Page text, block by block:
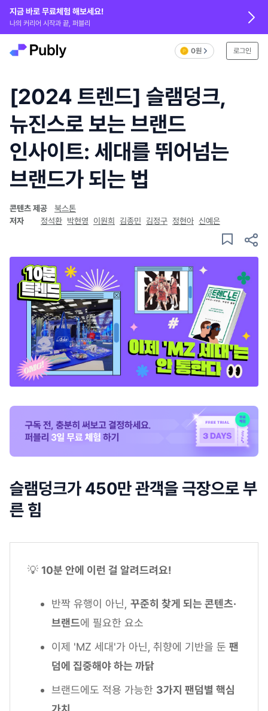
지금 바로 무료체험 해보세요!
나의 커리어 시작과 끝, 퍼블리
0원 로그인
[2024 트렌드] 슬램덩크,
뉴진스로 보는 브랜드
인사이트: 세대를 뛰어넘는
브랜드가 되는 법
콘텐츠 제공
북스톤
저자
정석환 박현영 이원희 김종민 김정구 정현아 신예은
슬램덩크가 450만 관객을 극장으로 부
른 힘
💡 10분 안에 이런 걸 알려드려요!
반짝 유행이 아닌, 꾸준히 찾게 되는 콘텐츠·
브랜드에 필요한 요소
이제 'MZ 세대'가 아닌, 취향에 기반을 둔 팬
덤에 집중해야 하는 까닭
브랜드에도 적용 가능한 3가지 팬덤별 핵심